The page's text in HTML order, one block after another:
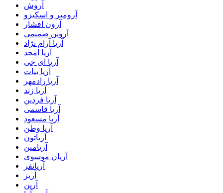
آروش
آرومیر و اسکیزو
آرون افشار
آروین صمیمی
آریا آرام نژاد
آریا امجد
آریا ای جی
آریا بیات
آریا رادمهر
آریا زند
آریا فردین
آریا قاسمی
آریا مسعود
آریا وطن
آریاتون
آریامین
آریان موسوی
آریانفر
آریز
آرین